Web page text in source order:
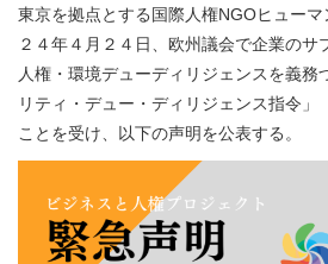
東京を拠点とする国際人権NGOヒュー
２４年４月２４日、欧州議会で企業のサ
人権・環境デューディリジェンスを義務
リティ・デュー・ディリジェンス指令」
ことを受け、以下の声明を公表する。